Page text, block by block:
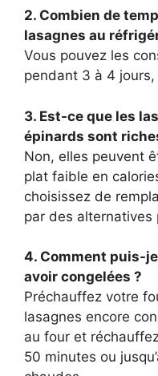
2. Combien de
lasagnes au
Vous pouvez les
pendant 3 à 4
3. Est-ce que les
épinards sont
Non, elles peuvent
plat faible en
choisissez de
par des alternatives
4. Comment puis-
avoir congelées ?
Préchauffez votre
lasagnes encore
au four et
50 minutes ou